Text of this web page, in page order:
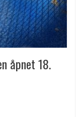
åpnet 18.